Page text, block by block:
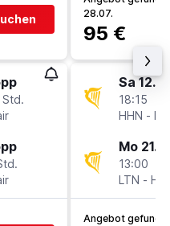
Std.
28.07.
95 €
Sa 12.9.
18:15
HHN -
Mo 21.9.
13:00
LTN -
Angebot